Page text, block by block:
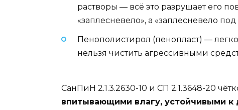
растворы — всё это разрушает его
«заплесневело», а «заплесневело
Пенополистирол (пенопласт) —
нельзя чистить агрессивными
СанПиН 2.1.3.2630-10 и СП 2.1.3648-20
впитывающими влагу, устойчивыми